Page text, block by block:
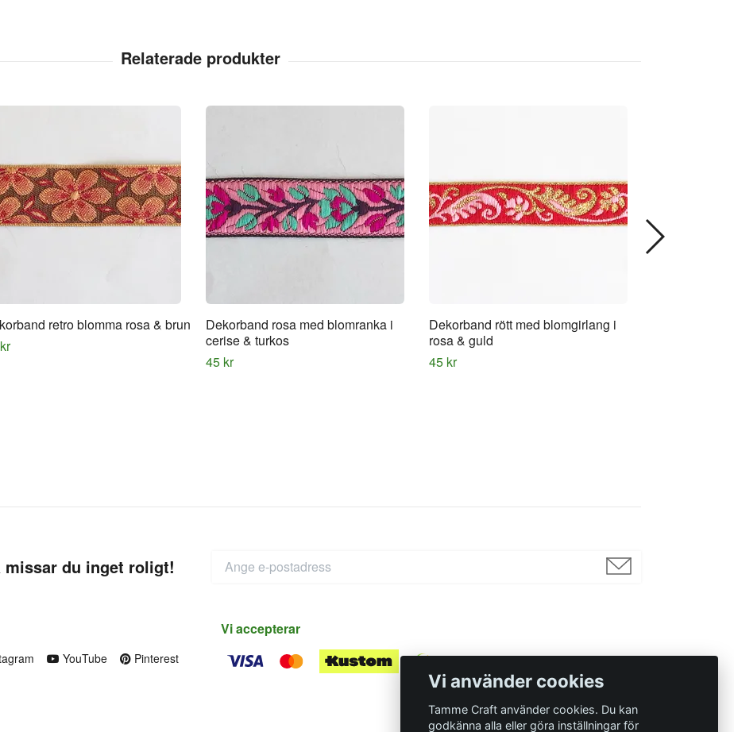
retro blomma rosa & brun
Dekorband rosa med blomranka i
cerise & turkos
45 kr
Dekorband rött med blomgirlang i
rosa & guld
45 kr
du inget roligt!
YouTube Pinterest
Vi accepterar
Vi använder cookies
Tamme Craft använder cookies. Du kan
godkänna alla eller göra inställningar för